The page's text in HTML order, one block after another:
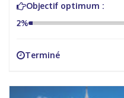
Objectif optimum :
2%
Terminé